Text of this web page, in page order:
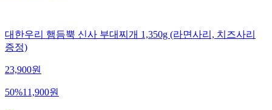
대한우리 햄듬뿍 신사 부대찌개 1,350g (라면사리, 치즈사리
증정)
23,900원
50%11,900원